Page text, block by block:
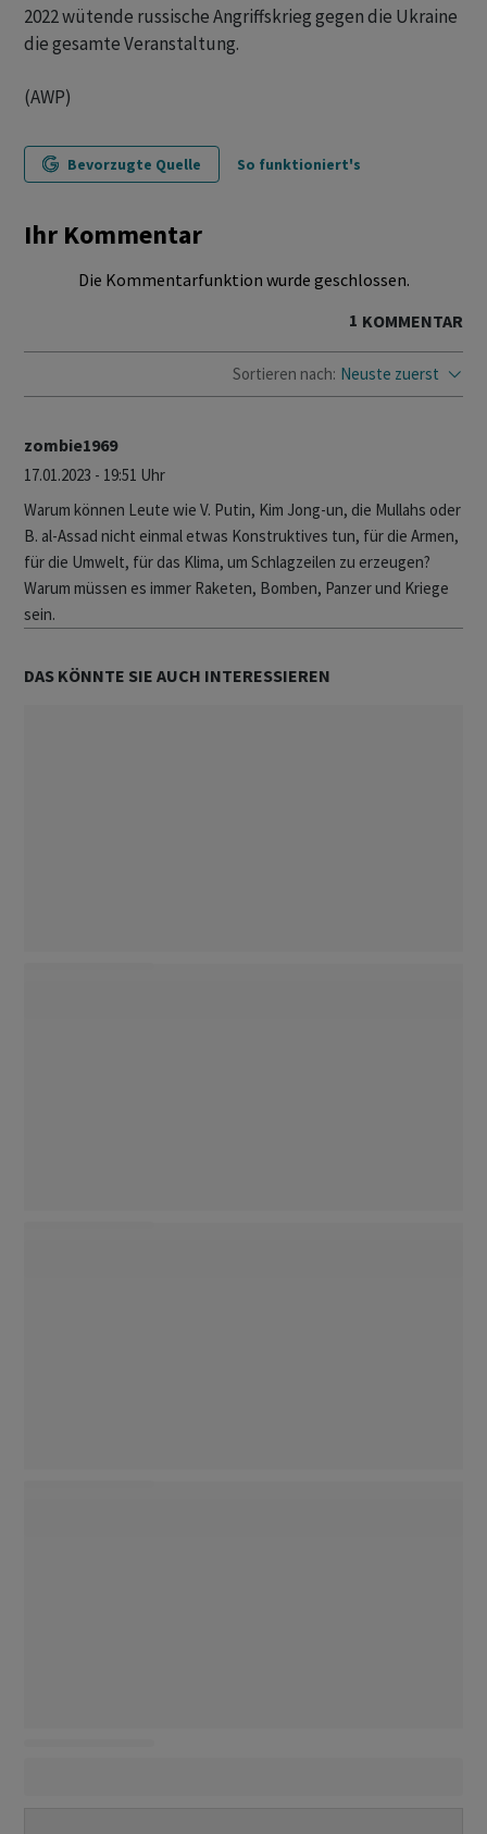
2022 wütende russische Angriffskrieg gegen die Ukraine
die gesamte Veranstaltung.
(AWP)
Bevorzugte Quelle So funktioniert's
Ihr Kommentar
Die Kommentarfunktion wurde geschlossen.
1 KOMMENTAR
Sortieren nach: Neuste zuerst
zombie1969
17.01.2023 - 19:51 Uhr
Warum können Leute wie V. Putin, Kim Jong-un, die Mullahs oder
B. al-Assad nicht einmal etwas Konstruktives tun, für die Armen,
für die Umwelt, für das Klima, um Schlagzeilen zu erzeugen?
Warum müssen es immer Raketen, Bomben, Panzer und Kriege
sein.
DAS KÖNNTE SIE AUCH INTERESSIEREN